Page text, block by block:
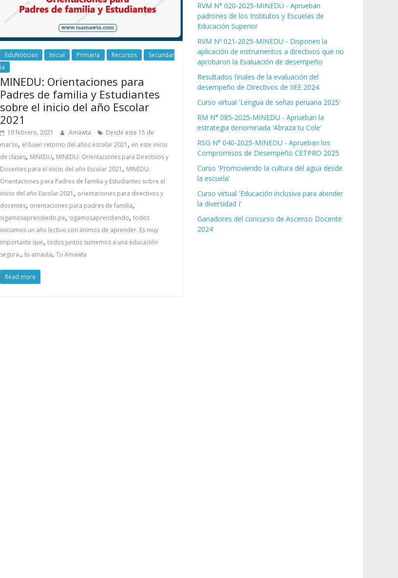
EduNoticias Inicial Primaria Recursos
Secundar
ia
MINEDU: Orientaciones para
Padres de familia y Estudiantes
sobre el inicio del año Escolar
2021
19 febrero, 2021 Amawta
Desde este 15 de
marzo, el buen retorno del años escolar 2021 , en este inicio
de clases, MINEDU, MINEDU: Orientaciones para Directivos y
Docentes para el inicio del año Escolar 2021 , MINEDU:
Orientaciones para Padres de familia y Estudiantes sobre el
inicio del año Escolar 2021 , orientaciones para directivos y
docentes, orientaciones para padres de familia,
sigamosaprendiedo.pe, sigamosaprendiendo,todos
iniciamos un año lectivo con ánimos de aprender. Es muy
importante que,todos juntos sumemos a una educación
segura.,tu amauta,Tu Amawta
Read more
RVM N° 020-2025-MINEDU - Aprueban
padrones de los Institutos y Escuelas de
Educación Superior
RVM Nº 021-2025-MINEDU - Disponen la
aplicación de instrumentos a directivos que no
aprobaron la Evaluación de desempeño
Resultados finales de la evaluación del
desempeño de Directivos de IIEE 2024
Curso virtual 'Lengua de señas peruana 2025'
RM N° 085-2025-MINEDU - Aprueban la
estrategia denominada 'Abraza tu Cole'
RSG N° 040-2025-MINEDU - Aprueban los
Compromisos de Desempeño CETPRO 2025
Curso 'Promoviendo la cultura del agua desde
la escuela'
Curso virtual 'Educación inclusiva para atender
la diversidad I'
Ganadores del concurso de Ascenso Docente
2024